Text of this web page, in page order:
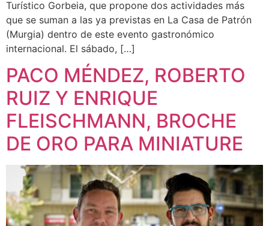
Turístico Gorbeia, que propone dos actividades más
que se suman a las ya previstas en La Casa de Patrón
(Murgia) dentro de este evento gastronómico
internacional. El sábado, […]
PACO MÉNDEZ, ROBERTO
RUIZ Y ENRIQUE
FLEISCHMANN, BROCHE
DE ORO PARA MINIATURE